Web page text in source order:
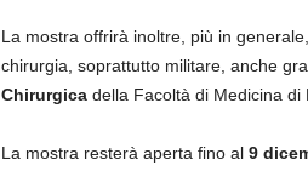
La mostra offrirà inoltre, più in
chirurgia, soprattutto militare, anche
Chirurgicadella Facoltà di Medicina di
La mostra resterà aperta fino al 9